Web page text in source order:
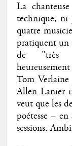
La
technique, ni
quatre
pratiquent un
de "très
Tom
Allen Lanier
veut que les
poétesse –
sessions.